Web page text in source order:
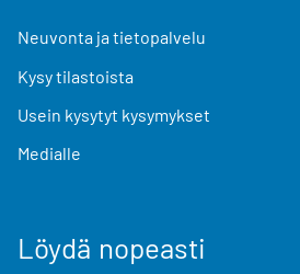
Neuvonta ja tietopalvelu
Kysy tilastoista
Usein kysytyt kysymykset
Medialle
Löydä nopeasti